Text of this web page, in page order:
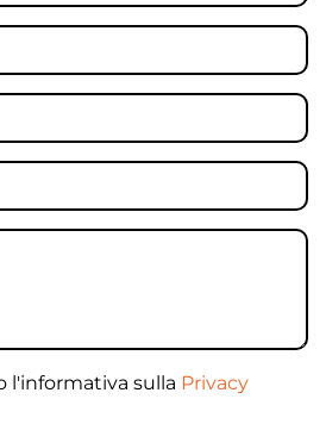
l'informativa sulla Privacy